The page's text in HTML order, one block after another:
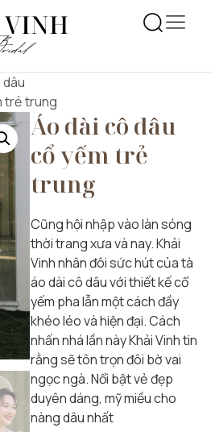
dâu
trẻ trung
Áo dài cô dâu
cổ yếm trẻ
trung
Cũng hội nhập vào làn sóng
thời trang xưa và nay. Khải
Vinh nhân đôi sức hút của tà
áo dài cô dâu với thiết kế cổ
yếm pha lẫn một cách đầy
khéo léo và hiện đại. Cách
nhấn nhá lần này Khải Vinh tin
rằng sẽ tôn trọn đôi bờ vai
ngọc ngà. Nổi bật vẻ đẹp
duyên dáng, mỹ miều cho
nàng dâu nhất